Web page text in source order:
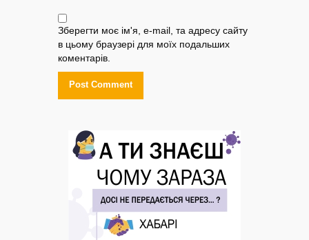
Зберегти моє ім'я, e-mail, та адресу сайту
в цьому браузері для моїх подальших
коментарів.